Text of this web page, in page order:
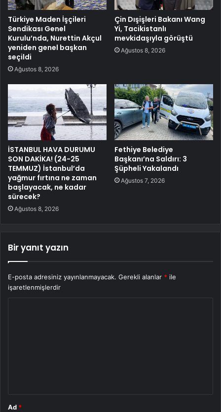
Türkiye Maden İşçileri
Sendikası Genel
Kurulu’nda, Nurettin Akçul
yeniden genel başkan
seçildi
Ağustos 8, 2026
Çin Dışişleri Bakanı Wang
Yi, Tacikistanlı
mevkidaşıyla görüştü
Ağustos 8, 2026
İSTANBUL HAVA DURUMU
SON DAKİKA! (24-25
TEMMUZ) İstanbul’da
yağmur fırtına ne zaman
başlayacak, ne kadar
sürecek?
Ağustos 8, 2026
Fethiye Belediye
Başkanı’na Saldırı: 3
Şüpheli Yakalandı
Ağustos 7, 2026
Bir yanıt yazın
E-posta adresiniz yayınlanmayacak. Gerekli alanlar * ile
işaretlenmişlerdir
Ad *